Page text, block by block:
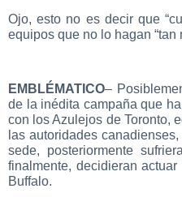
Ojo, esto no es decir que
equipos que no lo hagan “tan
EMBLÉMATICO–
de la inédita campaña que
con los Azulejos de Toronto,
las autoridades
sede, posteriormente
finalmente, decidieran
Buffalo.